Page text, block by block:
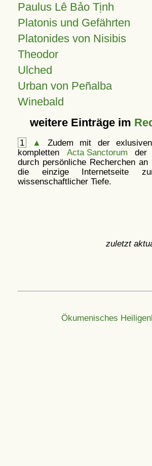
Paulus Lê Bảo Tịnh
Platonis und Gefährten
Platonides von Nisibis
Theodor
Ulched
Urban von Peñalba
Winebald
weitere Einträge im
1 ▲
Zudem mit der
kompletten Acta Sanctorum der
durch persönliche Recherchen an
die einzige Internetseite
wissenschaftlicher Tiefe.
zuletzt
Ökumenisches